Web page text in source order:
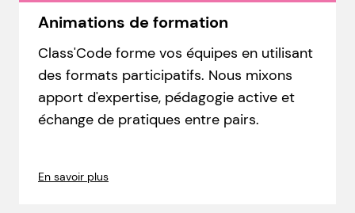
Animations de formation
Class'Code forme vos équipes en utilisant
des formats participatifs. Nous mixons
apport d'expertise, pédagogie active et
échange de pratiques entre pairs.
En savoir plus